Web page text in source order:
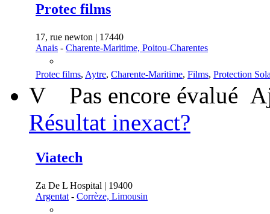
Protec films
17, rue newton | 17440
Anais - Charente-Maritime, Poitou-Charentes
Protec films, Aytre, Charente-Maritime, Films, Protection
V Pas encore évalué
Résultat inexact?
Viatech
Za De L Hospital | 19400
Argentat - Corrèze, Limousin